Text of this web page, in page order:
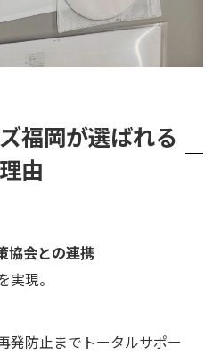
福岡が選ばれる
理由
協会との連携
現。
発防止までトータルサポー